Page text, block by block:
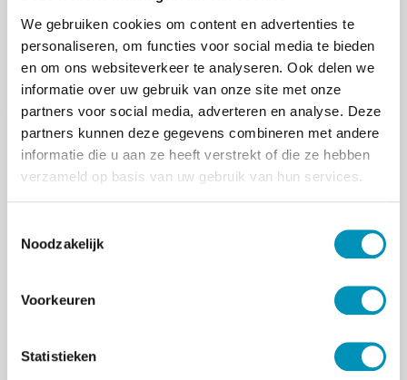
We gebruiken cookies om content en advertenties te
personaliseren, om functies voor social media te bieden
en om ons websiteverkeer te analyseren. Ook delen we
informatie over uw gebruik van onze site met onze
partners voor social media, adverteren en analyse. Deze
partners kunnen deze gegevens combineren met andere
informatie die u aan ze heeft verstrekt of die ze hebben
verzameld op basis van uw gebruik van hun services.
Noodzakelijk
Voorkeuren
Statistieken
ze weten dat het hen niet helpt? Volgens GZ-
psycholoog en ACT-docent Frederike Gnoth begint
het antwoord bij een …
behandelkamer’
Emoties geven vorm aan het landschap van ons
geestelijke en sociale leven. Waarom en hoe doen